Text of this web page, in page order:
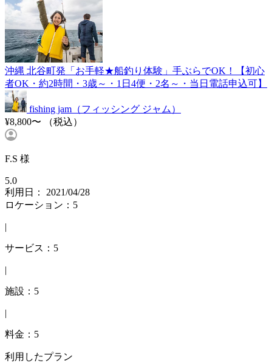
沖縄 北谷町発「お手軽★船釣り体験」手ぶらでOK！【初心
者OK・約2時間・3歳～・1日4便・2名～・当日電話申込可】
fishing jam（フィッシング ジャム）
¥8,800〜
（税込）
F.S 様
5.0
利用日： 2021/04/28
ロケーション：5
|
サービス：5
|
施設：5
|
料金：5
利用したプラン